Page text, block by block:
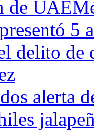
de
5
delito de
alerta